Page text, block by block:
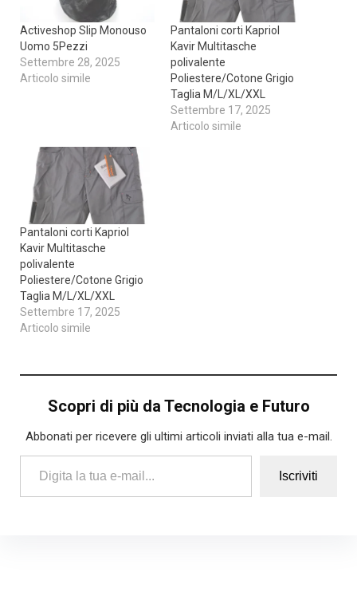
Activeshop Slip Monouso
Uomo 5Pezzi
Settembre 28, 2025
Articolo simile
Pantaloni corti Kapriol
Kavir Multitasche
polivalente
Poliestere/Cotone Grigio
Taglia M/L/XL/XXL
Settembre 17, 2025
Articolo simile
Pantaloni corti Kapriol
Kavir Multitasche
polivalente
Poliestere/Cotone Grigio
Taglia M/L/XL/XXL
Settembre 17, 2025
Articolo simile
Scopri di più da Tecnologia e Futuro
Abbonati per ricevere gli ultimi articoli inviati alla tua e-mail.
Digita la tua e-mail...
Iscriviti